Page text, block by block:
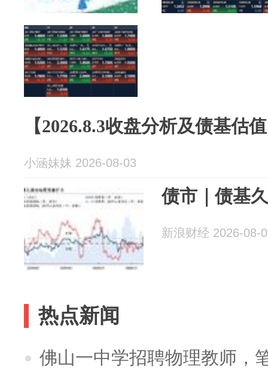
【2026.8.3收盘分析及债基估
小涵妹妹 2026-08-03
债市｜债基
新浪财经 2026-08-
热点新闻
佛山一中学招聘物理教师，